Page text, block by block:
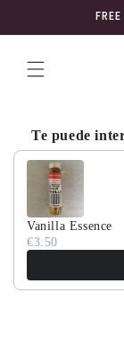
Te puede
Use the Previous
Vanilla Essence
€3.50